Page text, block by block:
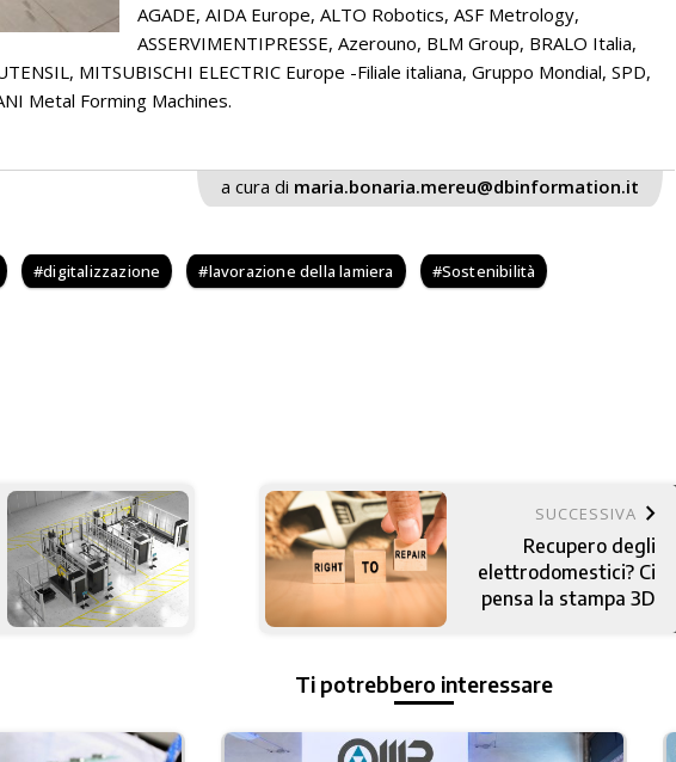
AGADE, AIDA Europe, ALTO Robotics, ASF Metrology,
ASSERVIMENTIPRESSE, Azerouno, BLM Group, BRALO Italia,
MITSUBISCHI ELECTRIC Europe -Filiale italiana, Gruppo Mondial, SPD,
Metal Forming Machines.
a cura di maria.bonaria.mereu@dbinformation.it
digitalizzazione lavorazione della lamiera Sostenibilità
SUCCESSIVA keyboard_arrow_right
Recupero degli
elettrodomestici? Ci
pensa la stampa 3D
Ti potrebbero interessare